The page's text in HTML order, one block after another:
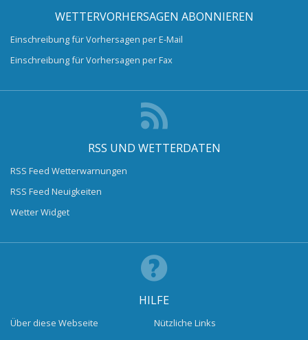
WETTERVORHERSAGEN ABONNIEREN
Einschreibung für Vorhersagen per E-Mail
Einschreibung für Vorhersagen per Fax
RSS UND WETTERDATEN
RSS Feed Wetterwarnungen
RSS Feed Neuigkeiten
Wetter Widget
HILFE
Über diese Webseite
Nützliche Links